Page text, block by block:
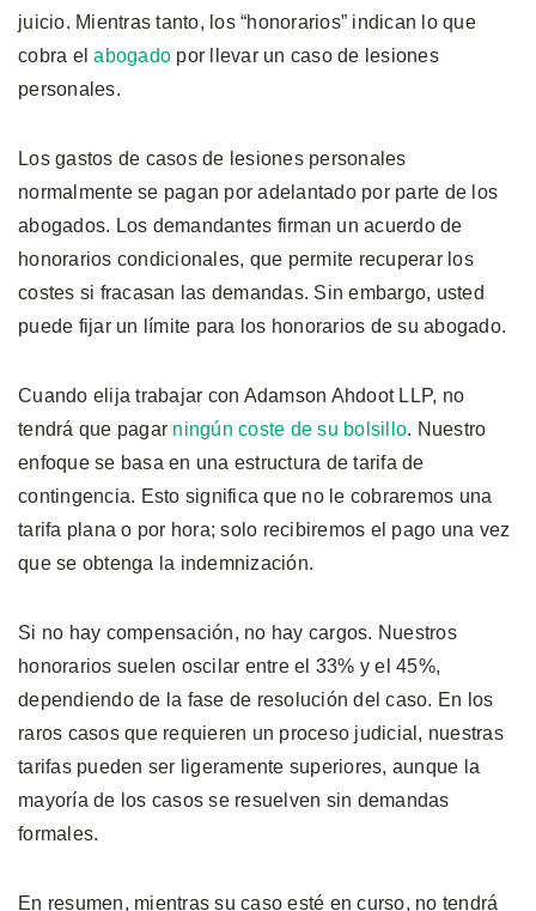
juicio. Mientras tanto, los “honorarios” indican lo que
cobra elabogado por llevar un caso de lesiones
personales.
Los gastos de casos de lesiones personales
normalmente se pagan por adelantado por parte de los
abogados. Los demandantes firman un acuerdo de
honorarios condicionales, que permite recuperar los
costes si fracasan las demandas. Sin embargo, usted
puede fijar un límite para los honorarios de su abogado.
Cuando elija trabajar con Adamson Ahdoot LLP, no
tendrá que pagar ningún coste de su bolsillo. Nuestro
enfoque se basa en una estructura de tarifa de
contingencia. Esto significa que no le cobraremos una
tarifa plana o por hora; solo recibiremos el pago una vez
que se obtenga la indemnización.
Si no hay compensación, no hay cargos. Nuestros
honorarios suelen oscilar entre el 33% y el 45%,
dependiendo de la fase de resolución del caso. En los
raros casos que requieren un proceso judicial, nuestras
tarifas pueden ser ligeramente superiores, aunque la
mayoría de los casos se resuelven sin demandas
formales.
En resumen, mientras su caso esté en curso, no tendrá